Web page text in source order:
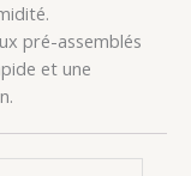
pré-assemblés
et une